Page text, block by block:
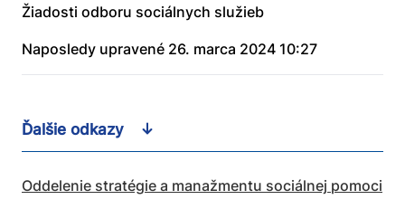
Žiadosti odboru sociálnych služieb
Naposledy upravené 26. marca 2024 10:27
Ďalšie odkazy
Oddelenie stratégie a manažmentu sociálnej pomoci